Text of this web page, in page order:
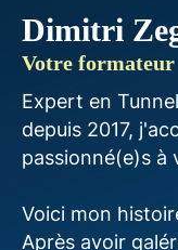
Dimitri
Votre formateur
Expert en
depuis 2017,
passionné(e)s à
Voici mon
Après avoir